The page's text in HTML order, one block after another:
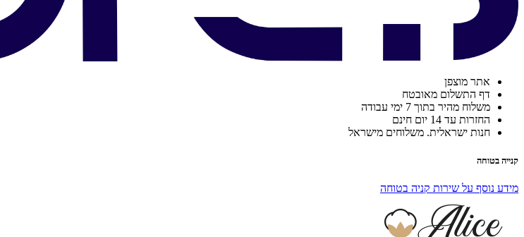
אתר מוצפן
דף התשלום מאובטח
משלוח מהיר בתוך 7 ימי עבודה
החזרות עד 14 יום חינם
חנות ישראלית. משלוחים מישראל
קנייה בטוחה
מידע נוסף על שירות קניה בטוחה